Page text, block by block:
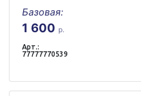
Базовая:
1 600 р.
Арт.:
77777770539